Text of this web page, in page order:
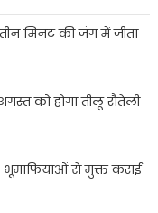
मिनट की जंग में जीता
को होगा तीलू रौतेली
से मुक्त कराई